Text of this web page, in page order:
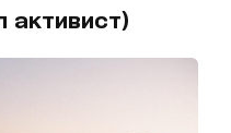
активист)